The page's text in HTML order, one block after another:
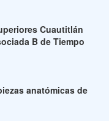
Cuautitlán
B de Tiempo
anatómicas de